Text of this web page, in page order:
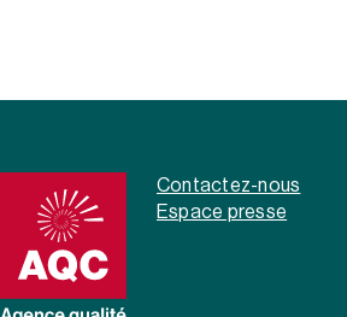
Contactez-nous
Espace presse